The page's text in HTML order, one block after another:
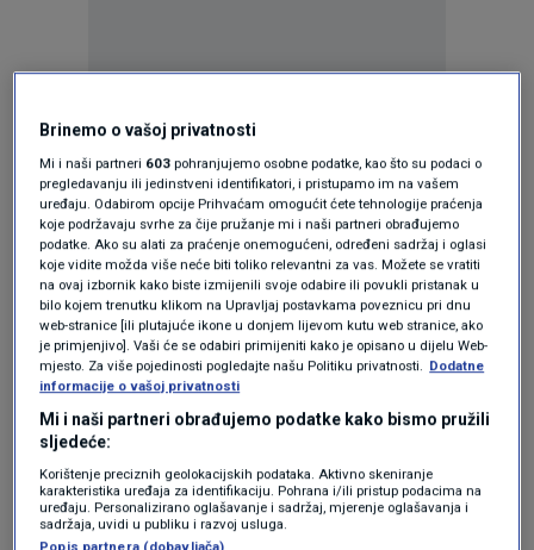
Oglas
Oglas
Brinemo o vašoj privatnosti
Mi i naši partneri 603 pohranjujemo osobne podatke, kao što su podaci o
pregledavanju ili jedinstveni identifikatori, i pristupamo im na vašem
uređaju. Odabirom opcije Prihvaćam omogućit ćete tehnologije praćenja
koje podržavaju svrhe za čije pružanje mi i naši partneri obrađujemo
podatke. Ako su alati za praćenje onemogućeni, određeni sadržaj i oglasi
koje vidite možda više neće biti toliko relevantni za vas. Možete se vratiti
na ovaj izbornik kako biste izmijenili svoje odabire ili povukli pristanak u
bilo kojem trenutku klikom na Upravljaj postavkama poveznicu pri dnu
web-stranice [ili plutajuće ikone u donjem lijevom kutu web stranice, ako
je primjenjivo]. Vaši će se odabiri primijeniti kako je opisano u dijelu Web-
mjesto. Za više pojedinosti pogledajte našu Politiku privatnosti. Dodatne
informacije o vašoj privatnosti
Mi i naši partneri obrađujemo podatke kako bismo pružili
sljedeće:
Korištenje preciznih geolokacijskih podataka. Aktivno skeniranje
karakteristika uređaja za identifikaciju. Pohrana i/ili pristup podacima na
uređaju. Personalizirano oglašavanje i sadržaj, mjerenje oglašavanja i
sadržaja, uvidi u publiku i razvoj usluga.